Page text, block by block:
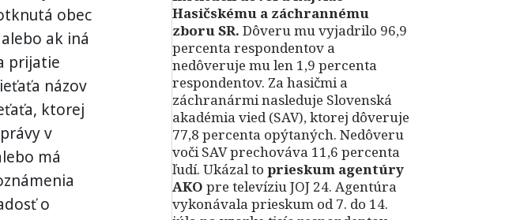
obec
ak iná
prijatie
názov
ktorej
v
má
o
Hasičskému a záchrannému
zboru SR. Dôveru mu vyjadrilo 96,9
percenta respondentov a
nedôveruje mu len 1,9 percenta
respondentov. Za hasičmi a
záchranármi nasleduje Slovenská
akadémia vied (SAV), ktorej dôveruje
77,8 percenta opýtaných. Nedôveru
voči SAV prechováva 11,6 percenta
ľudí. Ukázal to prieskum agentúry
AKO pre televíziu JOJ 24. Agentúra
vykonávala prieskum od 7. do 14.